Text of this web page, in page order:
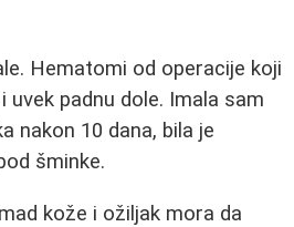
Hematomi od operacije koji
uvek padnu dole. Imala sam
nakon 10 dana, bila je
šminke.
kože i ožiljak mora da